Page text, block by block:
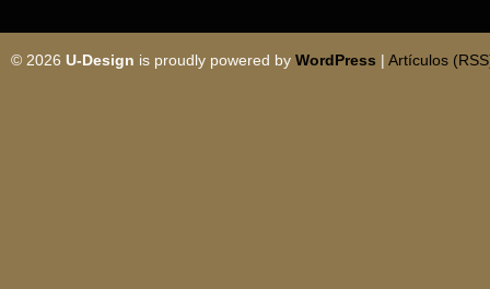
© 2026 U-Design is proudly powered by WordPress | Artículos